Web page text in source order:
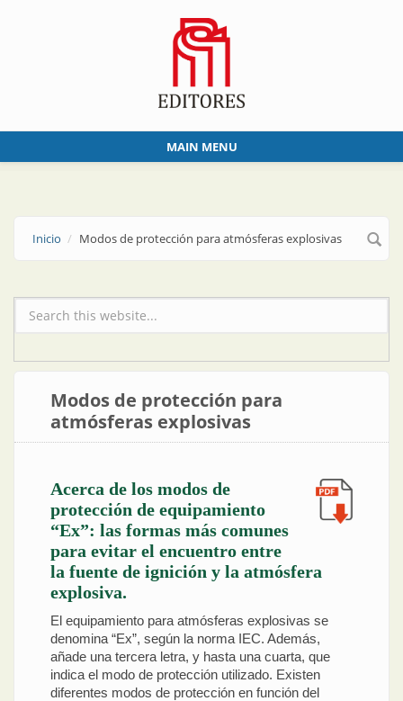
MAIN MENU
Inicio Modos de protección para atmósferas explosivas
Formulario de búsqueda
Modos de protección para
atmósferas explosivas
Acerca de los modos de
protección de equipamiento
“Ex”: las formas más comunes
para evitar el encuentro entre
la fuente de ignición y la atmósfera
explosiva.
El equipamiento para atmósferas explosivas se
denomina “Ex”, según la norma IEC. Además,
añade una tercera letra, y hasta una cuarta, que
indica el modo de protección utilizado. Existen
diferentes modos de protección en función del